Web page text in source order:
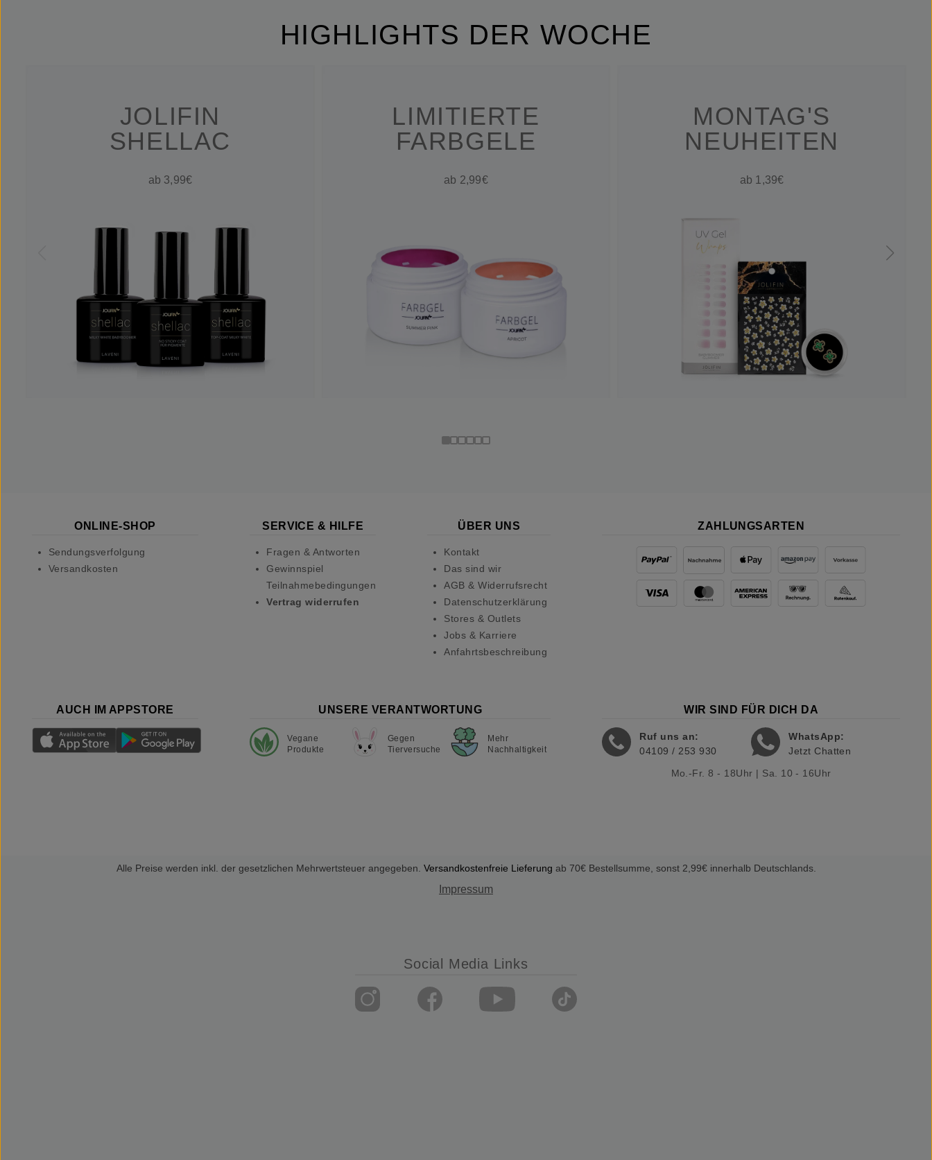
HIGHLIGHTS DER WOCHE
JOLIFIN
SHELLAC
ab 3,99€
LIMITIERTE
FARBGELE
ab 2,99€
MONTAG'S
NEUHEITEN
ab 1,39€
ONLINE-SHOP
Sendungsverfolgung
Versandkosten
SERVICE & HILFE
Fragen & Antworten
Gewinnspiel
Teilnahmebedingungen
Vertrag widerrufen
ÜBER UNS
Kontakt
Das sind wir
AGB & Widerrufsrecht
Datenschutzerklärung
Stores & Outlets
Jobs & Karriere
Anfahrtsbeschreibung
ZAHLUNGSARTEN
AUCH IM APPSTORE UNSERE VERANTWORTUNG
Vegane
Produkte
Gegen
Tierversuche
Mehr
Nachhaltigkeit
WIR SIND FÜR DICH DA
Ruf uns an:
04109 / 253 930
WhatsApp:
Jetzt Chatten
Mo.-Fr. 8 - 18Uhr | Sa. 10 - 16Uhr
Alle Preise werden inkl. der gesetzlichen Mehrwertsteuer angegeben. Versandkostenfreie Lieferung ab 70€ Bestellsumme, sonst 2,99€ innerhalb Deutschlands.
Impressum
Social Media Links